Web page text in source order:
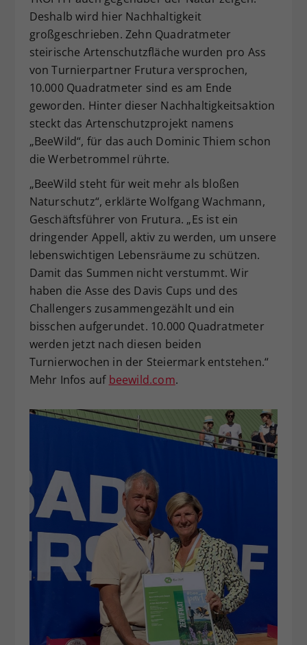
Deshalb wird hier Nachhaltigkeit
großgeschrieben. Zehn Quadratmeter
steirische Artenschutzfläche wurden pro Ass
von Turnierpartner Frutura versprochen,
10.000 Quadratmeter sind es am Ende
geworden. Hinter dieser Nachhaltigkeitsaktion
steckt das Artenschutzprojekt namens
„BeeWild“, für das auch Dominic Thiem schon
die Werbetrommel rührte.
„BeeWild steht für weit mehr als bloßen
Naturschutz“, erklärte Wolfgang Wachmann,
Geschäftsführer von Frutura. „Es ist ein
dringender Appell, aktiv zu werden, um unsere
lebenswichtigen Lebensräume zu schützen.
Damit das Summen nicht verstummt. Wir
haben die Asse des Davis Cups und des
Challengers zusammengezählt und ein
bisschen aufgerundet. 10.000 Quadratmeter
werden jetzt nach diesen beiden
Turnierwochen in der Steiermark entstehen.“
Mehr Infos auf beewild.com.